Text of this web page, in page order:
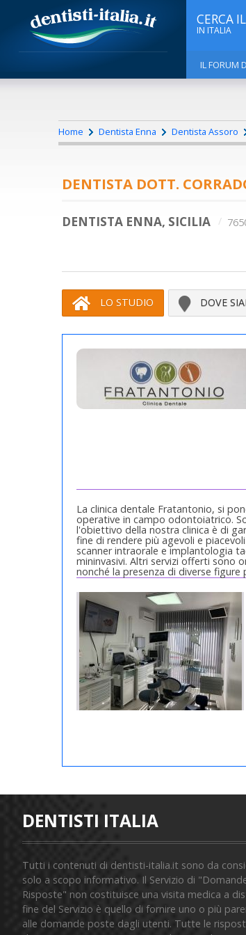
CERCA
IN ITALIA
IL FORUM
Home Dentista Enna Dentista Assoro
DENTISTA DOTT.
DENTISTA ENNA, SICILIA
LO STUDIO DOVE
La clinica dentale Fratantonio, si
operative in campo odontoiatrico.
l'obiettivo della nostra clinica è di
fine di rendere più agevoli e
scanner intraorale e implantologia
mininvasivi. Altri servizi offerti sono
nonché la presenza di diverse
DENTISTI ITALIA
Tutti i contenuti di dentisti-italia.it sono da
solo a scopo informativo. Il Servizio di
Risposte" non costituisce una visita medica a
fine del Servizio è quello di fornire uno o più
alle domande poste dagli utenti. Tutte le